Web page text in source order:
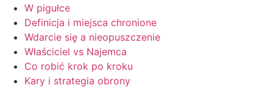
W pigułce
Definicja i miejsca chronione
Wdarcie się a nieopuszczenie
Właściciel vs Najemca
Co robić krok po kroku
Kary i strategia obrony